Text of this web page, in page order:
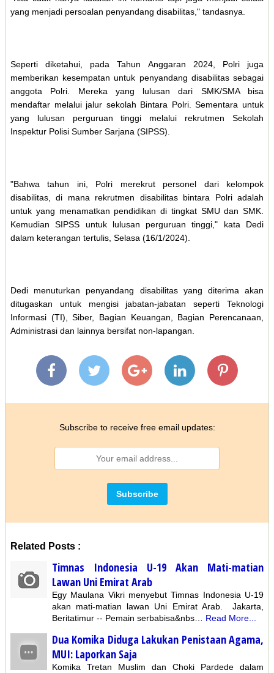
yang menjadi persoalan penyandang disabilitas," tandasnya.
Seperti diketahui, pada Tahun Anggaran 2024, Polri juga
memberikan kesempatan untuk penyandang disabilitas sebagai
anggota Polri. Mereka yang lulusan dari SMK/SMA bisa
mendaftar melalui jalur sekolah Bintara Polri. Sementara untuk
yang lulusan perguruan tinggi melalui rekrutmen Sekolah
Inspektur Polisi Sumber Sarjana (SIPSS).
"Bahwa tahun ini, Polri merekrut personel dari kelompok
disabilitas, di mana rekrutmen disabilitas bintara Polri adalah
untuk yang menamatkan pendidikan di tingkat SMU dan SMK.
Kemudian SIPSS untuk lulusan perguruan tinggi," kata Dedi
dalam keterangan tertulis, Selasa (16/1/2024).
Dedi menuturkan penyandang disabilitas yang diterima akan
ditugaskan untuk mengisi jabatan-jabatan seperti Teknologi
Informasi (TI), Siber, Bagian Keuangan, Bagian Perencanaan,
Administrasi dan lainnya bersifat non-lapangan.
Subscribe to receive free email updates:
Related Posts :
Timnas Indonesia U-19 Akan Mati-matian
Lawan Uni Emirat Arab
Egy Maulana Vikri menyebut Timnas Indonesia U-19
akan mati-matian lawan Uni Emirat Arab. Jakarta,
Beritatimur -- Pemain serbabisa&nbs…
Read More...
Dua Komika Diduga Lakukan Penistaan Agama,
MUI: Laporkan Saja
Komika Tretan Muslim dan Choki Pardede dalam